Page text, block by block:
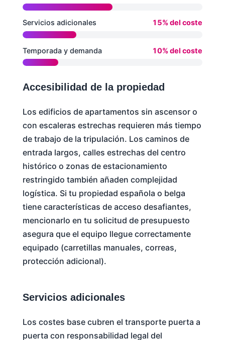
Servicios adicionales 15% del coste
Temporada y demanda 10% del coste
Accesibilidad de la propiedad
Los edificios de apartamentos sin ascensor o
con escaleras estrechas requieren más tiempo
de trabajo de la tripulación. Los caminos de
entrada largos, calles estrechas del centro
histórico o zonas de estacionamiento
restringido también añaden complejidad
logística. Si tu propiedad española o belga
tiene características de acceso desafiantes,
mencionarlo en tu solicitud de presupuesto
asegura que el equipo llegue correctamente
equipado (carretillas manuales, correas,
protección adicional).
Servicios adicionales
Los costes base cubren el transporte puerta a
puerta con responsabilidad legal del